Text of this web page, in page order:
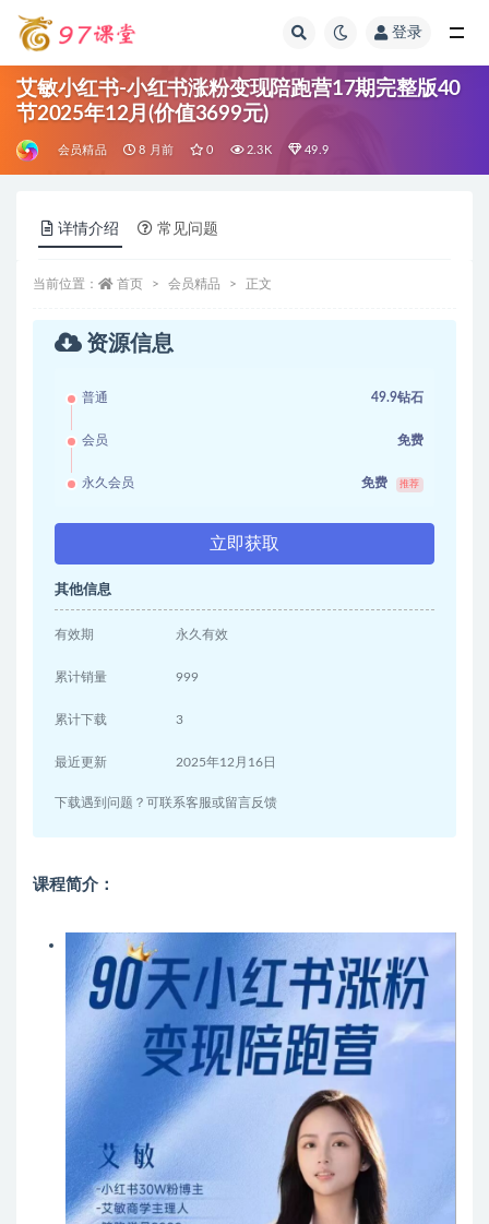
登录
艾敏小红书-小红书涨粉变现陪跑营17期完整版40
节2025年12月(价值3699元)
会员精品 8 月前 0 2.3K 49.9
详情介绍 常见问题
当前位置： 首页 会员精品 正文
资源信息
普通 49.9钻石
会员 免费
永久会员 免费 推荐
立即获取
其他信息
有效期 永久有效
累计销量 999
累计下载 3
最近更新 2025年12月16日
下载遇到问题？可联系客服或留言反馈
课程简介：